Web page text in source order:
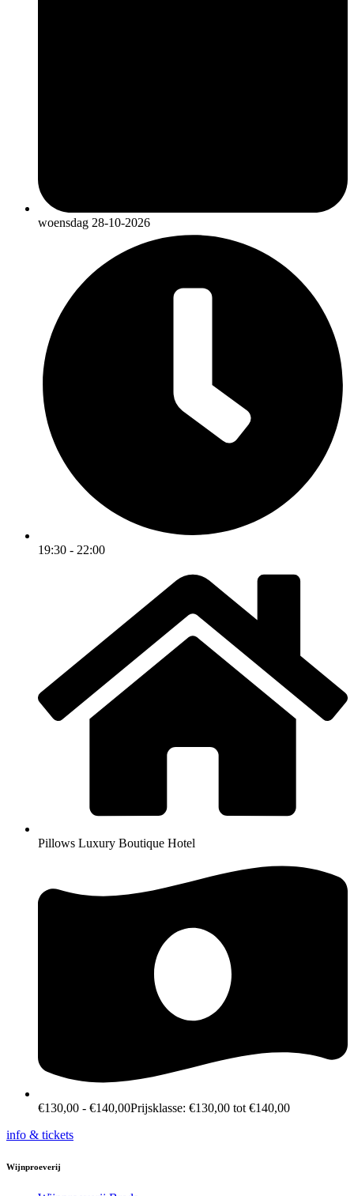
woensdag 28-10-2026
19:30 - 22:00
Pillows Luxury Boutique Hotel
€130,00 - €140,00Prijsklasse: €130,00 tot €140,00
info & tickets
Wijnproeverij